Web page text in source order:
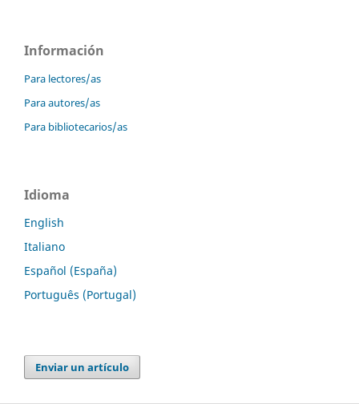
Información
Para lectores/as
Para autores/as
Para bibliotecarios/as
Idioma
English
Italiano
Español (España)
Português (Portugal)
Enviar un artículo